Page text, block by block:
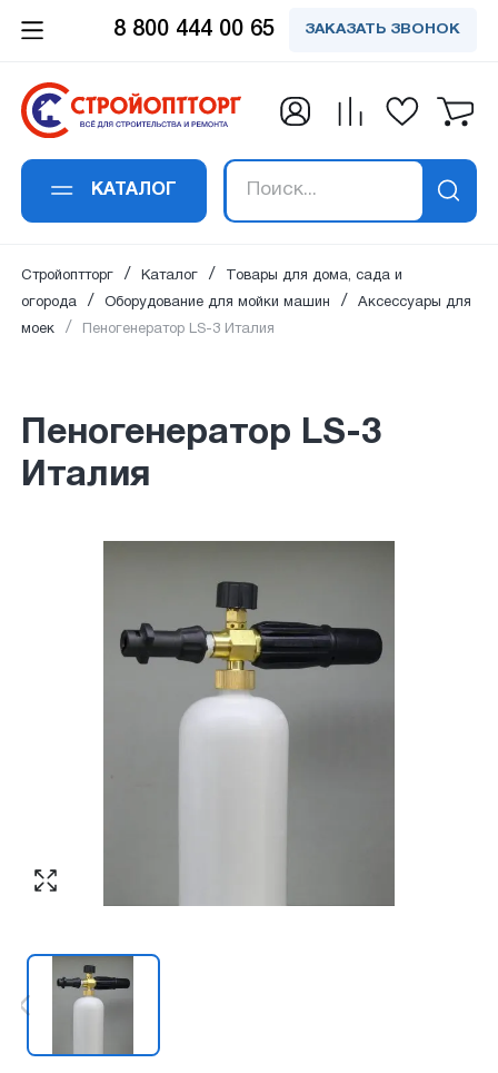
8 800 444 00 65 ЗАКАЗАТЬ ЗВОНОК
КАТАЛОГ
Стройоптторг Каталог
Товары для дома, сада и
огорода
Оборудование для мойки машин
Аксессуары для
моек
Пеногенератор LS-3 Италия
Пеногенератор LS-3
Италия
Заказать обратный
звонок
Ваше имя*:
данных в соответствии сполитикой
ПЕРЕЗВОНИТЕ МНЕ
Заказать в 1 клик
Пеногенератор LS-3 Италия
Ваше имя*:
Согласен с обработкой персональных
данных в соответствии с
конфиденциальности
опубликован сразу после проверки
модаратором.
свяжется с вами
свяжемся с вами в ближайшее время по
указанным контактам.
подписались на
рассылку
на новости и акции.